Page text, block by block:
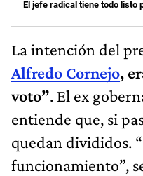
El jefe radical tiene todo listo
La intención del
Alfredo Cornejo,
voto”. El ex
entiende que, si
quedan divididos.
funcionamiento”,